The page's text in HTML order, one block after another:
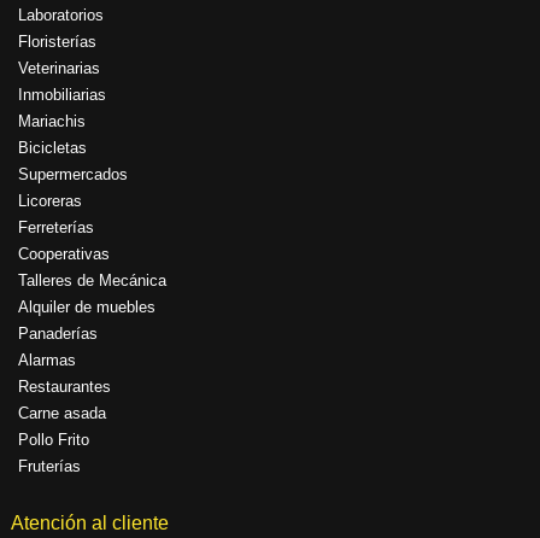
Laboratorios
Floristerías
Veterinarias
Inmobiliarias
Mariachis
Bicicletas
Supermercados
Licoreras
Ferreterías
Cooperativas
Talleres de Mecánica
Alquiler de muebles
Panaderías
Alarmas
Restaurantes
Carne asada
Pollo Frito
Fruterías
Atención al cliente